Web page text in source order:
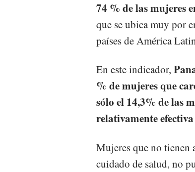
74 % de las mujeres
que se ubica muy por
países de América
En este indicador,
% de mujeres que
sólo el 14,3% de las
relativamente
Mujeres que no tienen
cuidado de salud, no